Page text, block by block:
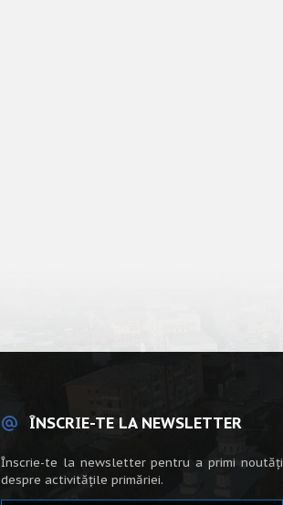
ÎNSCRIE-TE LA NEWSLETTER
Înscrie-te la newsletter pentru a primi noutăți
despre activitățile primăriei.